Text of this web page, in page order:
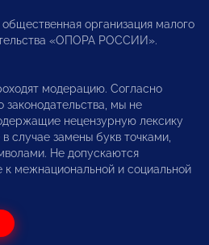
организация малого
«ОПОРА РОССИИ».
модерацию. Согласно
законодательства, мы не
нецензурную лексику
случае замены букв точками,
Не допускаются
межнациональной и социальной